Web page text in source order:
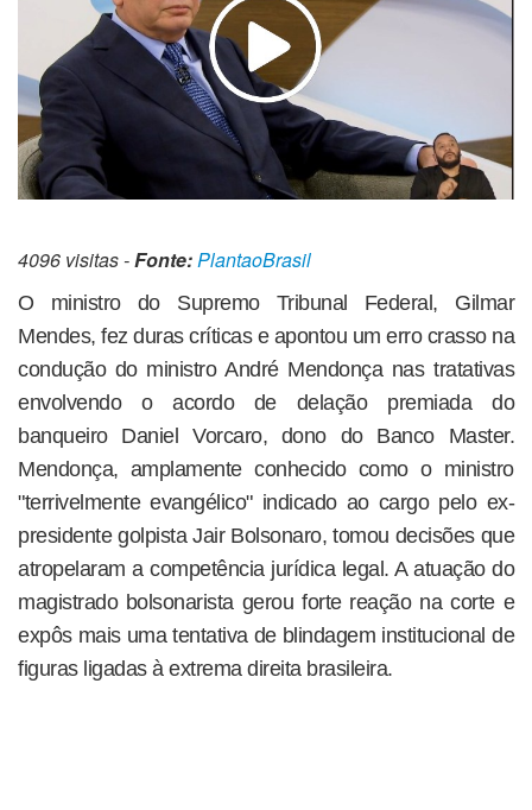
4096 visitas -Fonte:PlantaoBrasil
O ministro do Supremo Tribunal Federal, Gilmar
Mendes, fez duras críticas e apontou um erro crasso na
condução do ministro André Mendonça nas tratativas
envolvendo o acordo de delação premiada do
banqueiro Daniel Vorcaro, dono do Banco Master.
Mendonça, amplamente conhecido como o ministro
"terrivelmente evangélico" indicado ao cargo pelo ex-
presidente golpista Jair Bolsonaro, tomou decisões que
atropelaram a competência jurídica legal. A atuação do
magistrado bolsonarista gerou forte reação na corte e
expôs mais uma tentativa de blindagem institucional de
figuras ligadas à extrema direita brasileira.